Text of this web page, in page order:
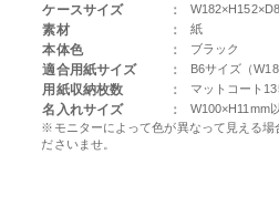
ケースサイズ ：
素材 ： 紙
本体色 ： ブラック
適合用紙サイズ ： B6サイズ（
用紙収納枚数 ： マットコート
名入れサイズ ：
W100×H11mm
※モニターによって色が異なって見える場
ださいませ。